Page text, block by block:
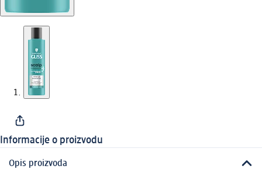
Informacije o proizvodu
Opis proizvoda